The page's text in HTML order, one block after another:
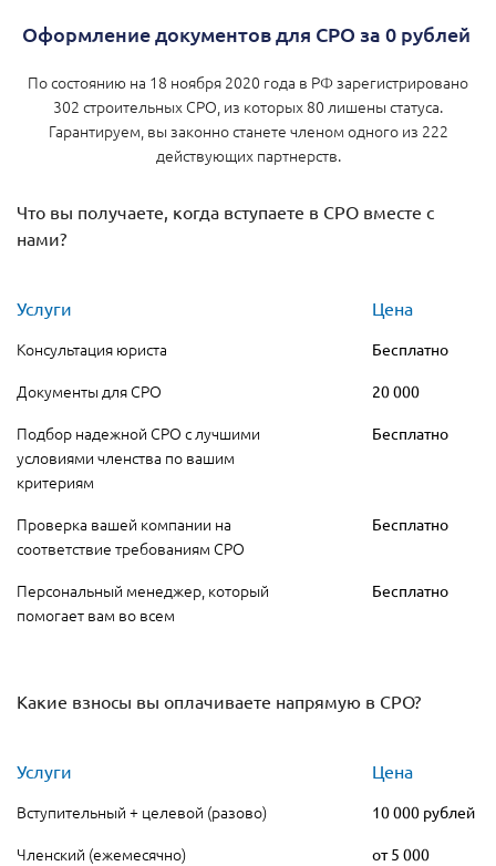
Оформление документов для СРО за 0 рублей
По состоянию на 18 ноября 2020 года в РФ зарегистрировано
302 строительных СРО, из которых 80 лишены статуса.
Гарантируем, вы законно станете членом одного из 222
действующих партнерств.
Что вы получаете, когда вступаете в СРО вместе с
нами?
Услуги
Цена
Консультация юриста
Бесплатно
Документы для СРО 20 000
Подбор надежной СРО с лучшими
условиями членства по вашим
критериям
Бесплатно
Проверка вашей компании на
соответствие требованиям СРО
Бесплатно
Персональный менеджер, который
помогает вам во всем
Бесплатно
Какие взносы вы оплачиваете напрямую в СРО?
Услуги
Цена
Вступительный + целевой (разово)
10 000 рублей
Членский (ежемесячно)
от 5 000